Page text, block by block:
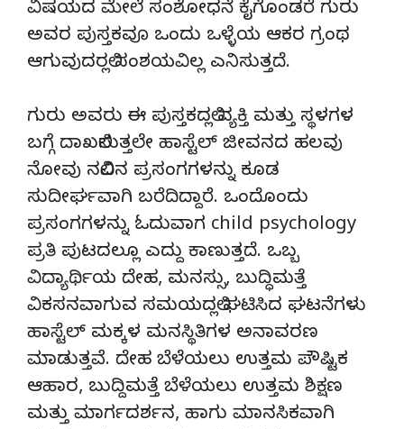
ವಿಷಯದ ಮೇಲೆ ಸಂಶೋಧನೆ ಕೈಗೊಂಡರೆ ಗುರು
ಅವರ ಪುಸ್ತಕವೂ ಒಂದು ಒಳ್ಳೆಯ ಆಕರ ಗ್ರಂಥ
ಆಗುವುದರಲ್ಲಿ ಸಂಶಯವಿಲ್ಲ ಎನಿಸುತ್ತದೆ.
ಗುರು ಅವರು ಈ ಪುಸ್ತಕದಲ್ಲಿ ವ್ಯಕ್ತಿ ಮತ್ತು ಸ್ಥಳಗಳ
ಬಗ್ಗೆ ದಾಖಲಿಸುತ್ತಲೇ ಹಾಸ್ಟೆಲ್ ಜೀವನದ ಹಲವು
ನೋವು ನಲಿವಿನ ಪ್ರಸಂಗಗಳನ್ನು ಕೂಡ
ಸುದೀರ್ಘವಾಗಿ ಬರೆದಿದ್ದಾರೆ. ಒಂದೊಂದು
ಪ್ರಸಂಗಗಳನ್ನು ಓದುವಾಗ child psychology
ಪ್ರತಿ ಪುಟದಲ್ಲೂ ಎದ್ದು ಕಾಣುತ್ತದೆ. ಒಬ್ಬ
ವಿದ್ಯಾರ್ಥಿಯ ದೇಹ, ಮನಸ್ಸು, ಬುದ್ಧಿಮತ್ತೆ
ವಿಕಸನವಾಗುವ ಸಮಯದಲ್ಲಿ ಘಟಿಸಿದ ಘಟನೆಗಳು
ಹಾಸ್ಟೆಲ್ ಮಕ್ಕಳ ಮನಸ್ಥಿತಿಗಳ ಅನಾವರಣ
ಮಾಡುತ್ತವೆ. ದೇಹ ಬೆಳೆಯಲು ಉತ್ತಮ ಪೌಷ್ಟಿಕ
ಆಹಾರ, ಬುದ್ದಿಮತ್ತೆ ಬೆಳೆಯಲು ಉತ್ತಮ ಶಿಕ್ಷಣ‌
ಮತ್ತು ಮಾರ್ಗದರ್ಶನ, ಹಾಗು ಮಾನಸಿಕವಾಗಿ